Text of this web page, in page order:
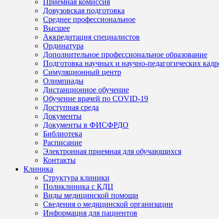
Довузовская подготовка
Среднее профессиональное
Высшее
Аккредитация специалистов
Ординатура
Дополнительное профессиональное образование
Подготовка научных и научно-педагогических
Симуляционный центр
Олимпиады
Дистанционное обучение
Обучение врачей по COVID-19
Доступная среда
Документы
Документы в ФИСФРДО
Библиотека
Расписание
Электронная приемная для обучающихся
Контакты
Клиника
Структура клиники
Поликлиника с КДЦ
Виды медицинской помощи
Сведения о медицинской организации
Информация для пациентов